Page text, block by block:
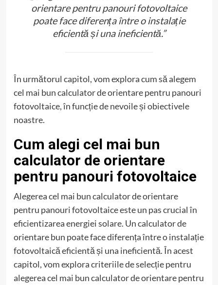
orientare pentru panouri fotovoltaice
poate face diferența între o instalație
eficientă și una ineficientă.”
În următorul capitol, vom explora cum să alegem
cel mai bun calculator de orientare pentru panouri
fotovoltaice, în funcție de nevoile și obiectivele
noastre.
Cum alegi cel mai bun
calculator de orientare
pentru panouri fotovoltaice
Alegerea cel mai bun calculator de orientare
pentru panouri fotovoltaice este un pas crucial în
eficientizarea energiei solare. Un calculator de
orientare bun poate face diferența între o instalație
fotovoltaică eficientă și una ineficientă. În acest
capitol, vom explora criteriile de selecție pentru
alegerea cel mai bun calculator de orientare pentru